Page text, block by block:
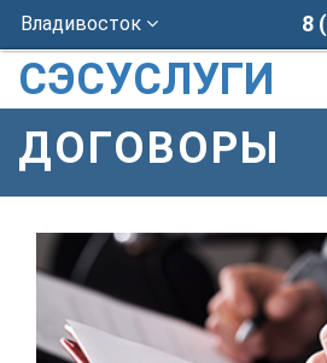
Владивосток 8
СЭСУСЛУГИ
ДОГОВОРЫ